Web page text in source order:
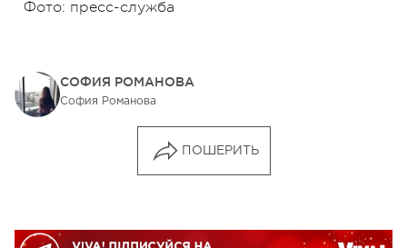
Фото: пресс-служба
СОФИЯ РОМАНОВА
София Романова
ПОШЕРИТЬ